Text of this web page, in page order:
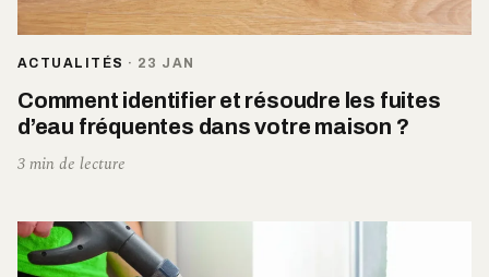
ACTUALITÉS · 23 JAN
Comment identifier et résoudre les fuites
d’eau fréquentes dans votre maison ?
3 min de lecture